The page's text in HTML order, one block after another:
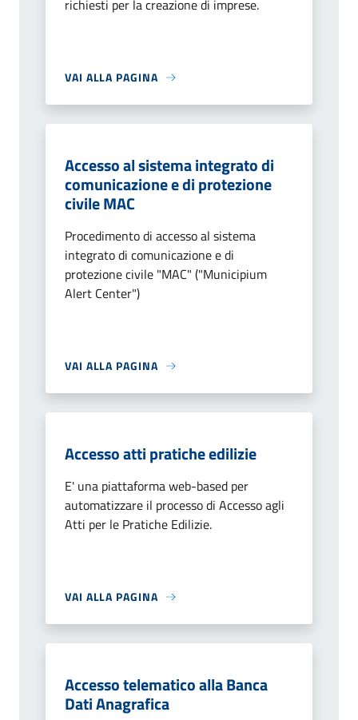
richiesti per la creazione di imprese.
VAI ALLA PAGINA
Accesso al sistema integrato di
comunicazione e di protezione
civile MAC
Procedimento di accesso al sistema
integrato di comunicazione e di
protezione civile "MAC" ("Municipium
Alert Center")
VAI ALLA PAGINA
Accesso atti pratiche edilizie
E' una piattaforma web-based per
automatizzare il processo di Accesso agli
Atti per le Pratiche Edilizie.
VAI ALLA PAGINA
Accesso telematico alla Banca
Dati Anagrafica